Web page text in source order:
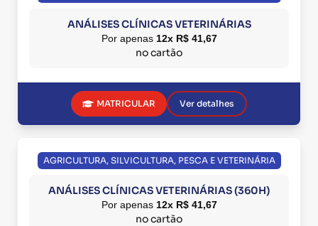
ANÁLISES CLÍNICAS VETERINÁRIAS
Por apenas 12x R$ 41,67
no cartão
MATRICULAR Ver detalhes
AGRICULTURA, SILVICULTURA, PESCA E VETERINÁRIA
ANÁLISES CLÍNICAS VETERINÁRIAS (360H)
Por apenas 12x R$ 41,67
no cartão